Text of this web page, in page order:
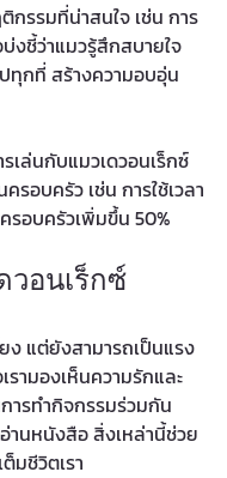
รรมที่น่าสนใจ เช่น การ
งชี้ว่าแมวรู้สึกสบายใจ
ทุกที่ สร้างความอบอุ่น
เล่นกับแมวเดวอนเร็กซ์
อบครัว เช่น การใช้เวลา
รอบครัวเพิ่มขึ้น 50%
วอนเร็กซ์
ง แต่ยังสามารถเป็นแรง
รามองเห็นความรักและ
ารทำกิจกรรมร่วมกัน
านหนังสือ สิ่งเหล่านี้ช่วย
มชีวิตเรา